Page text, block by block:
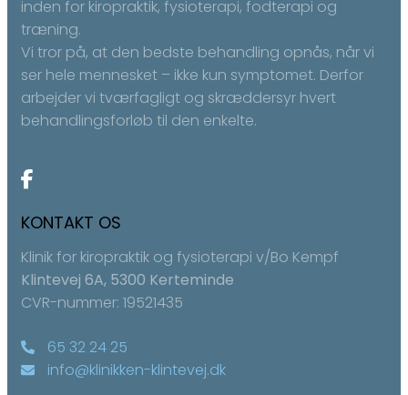
inden for kiropraktik, fysioterapi, fodterapi og
træning.
Vi tror på, at den bedste behandling opnås, når vi
ser hele mennesket – ikke kun symptomet. Derfor
arbejder vi tværfagligt og skræddersyr hvert
behandlingsforløb til den enkelte.
KONTAKT OS
Klinik for kiropraktik og fysioterapi v/Bo Kempf
Klintevej 6A, 5300 Kerteminde
CVR-nummer: 19521435
65 32 24 25
info@klinikken-klintevej.dk